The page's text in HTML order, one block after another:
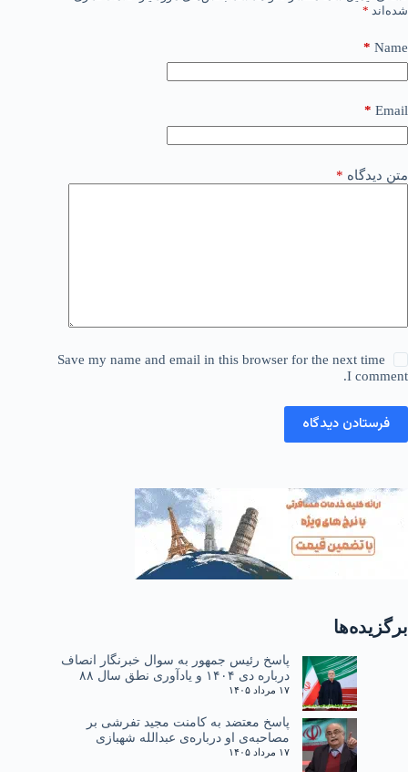
شده‌اند *
Name
*
Email
*
متن دیدگاه *
Save my name and email in this browser for the next time
I comment.
فرستادن دیدگاه
برگزیده‌ها
پاسخ رئیس جمهور به سوال خبرنگار انصاف
درباره دی ۱۴۰۴ و یادآوری نطق سال ۸۸
۱۷ مرداد ۱۴۰۵
پاسخ معتضد به کامنت مجید تفرشی بر
مصاحبه‌ی او درباره‌ی عبدالله شهبازی
۱۷ مرداد ۱۴۰۵